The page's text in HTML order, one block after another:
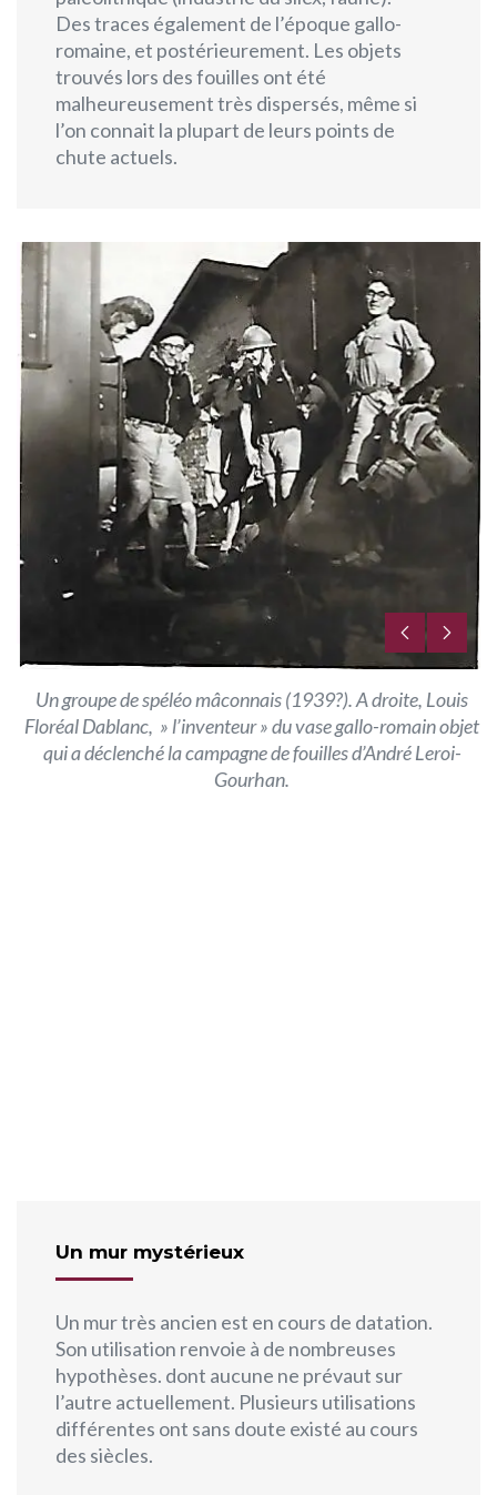
Des traces également de l’époque gallo-
romaine, et postérieurement. Les objets
trouvés lors des fouilles ont été
malheureusement très dispersés, même si
l’on connait la plupart de leurs points de
chute actuels.
Un groupe de spéléo mâconnais (1939?). A droite, Louis
Floréal Dablanc, » l’inventeur » du vase gallo-romain objet
qui a déclenché la campagne de fouilles d’André Leroi-
Gourhan.
Un mur mystérieux
Un mur très ancien est en cours de datation.
Son utilisation renvoie à de nombreuses
hypothèses. dont aucune ne prévaut sur
l’autre actuellement. Plusieurs utilisations
différentes ont sans doute existé au cours
des siècles.